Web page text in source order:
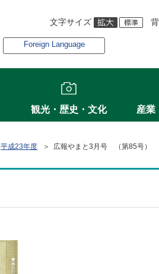
文字サイズ
Foreign Language
観光・歴史・文化 産業
平成23年度 ＞ 広報やまと3月号 （第85号）